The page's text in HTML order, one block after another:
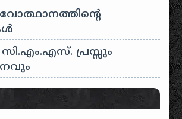
പ്രസ്സും